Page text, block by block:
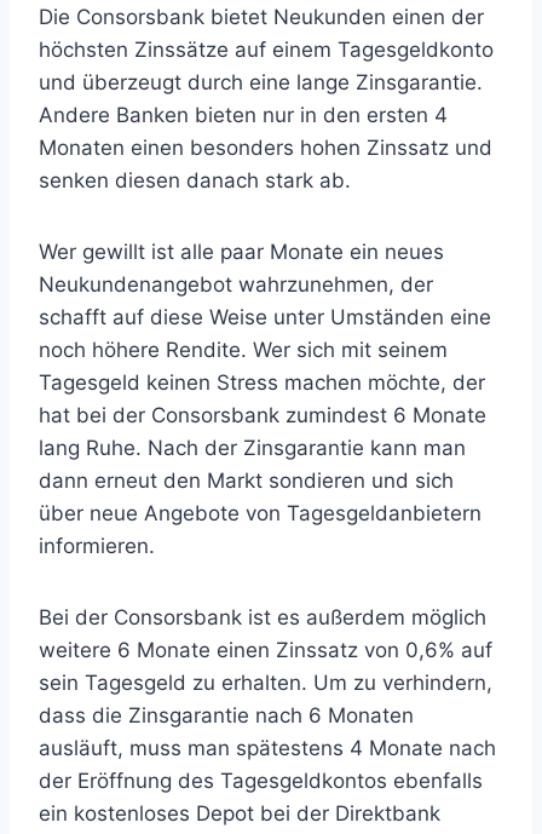
Die Consorsbank bietet Neukunden einen der
höchsten Zinssätze auf einem Tagesgeldkonto
und überzeugt durch eine lange Zinsgarantie.
Andere Banken bieten nur in den ersten 4
Monaten einen besonders hohen Zinssatz und
senken diesen danach stark ab.
Wer gewillt ist alle paar Monate ein neues
Neukundenangebot wahrzunehmen, der
schafft auf diese Weise unter Umständen eine
noch höhere Rendite. Wer sich mit seinem
Tagesgeld keinen Stress machen möchte, der
hat bei der Consorsbank zumindest 6 Monate
lang Ruhe. Nach der Zinsgarantie kann man
dann erneut den Markt sondieren und sich
über neue Angebote von Tagesgeldanbietern
informieren.
Bei der Consorsbank ist es außerdem möglich
weitere 6 Monate einen Zinssatz von 0,6% auf
sein Tagesgeld zu erhalten. Um zu verhindern,
dass die Zinsgarantie nach 6 Monaten
ausläuft, muss man spätestens 4 Monate nach
der Eröffnung des Tagesgeldkontos ebenfalls
ein kostenloses Depot bei der Direktbank